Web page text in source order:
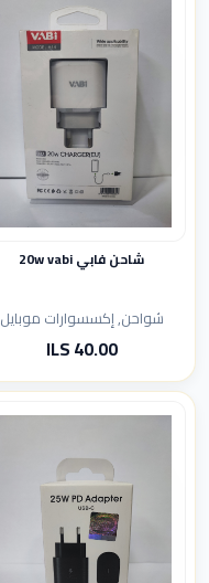
شاحن فابي 20w vabi
شواحن, إكسسوارات موبايل
40.00 ILS